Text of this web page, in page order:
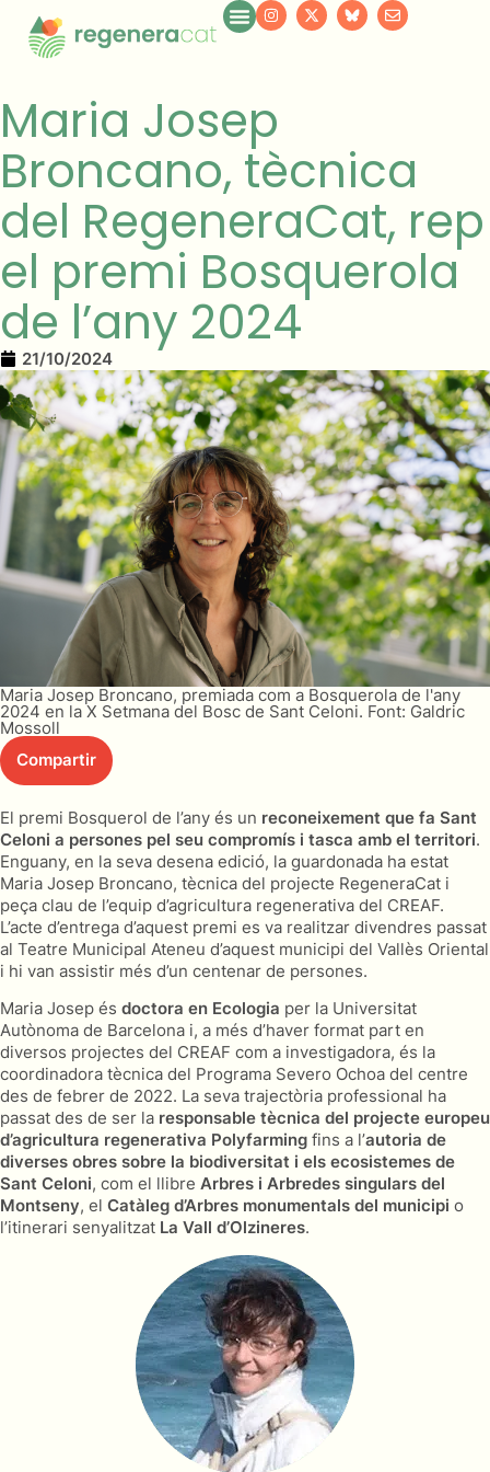
Maria Josep
Broncano, tècnica
del RegeneraCat, rep
el premi Bosquerola
de l’any 2024
21/10/2024
Maria Josep Broncano, premiada com a Bosquerola de l'any
2024 en la X Setmana del Bosc de Sant Celoni. Font: Galdric
Mossoll
Compartir
El premi Bosquerol de l’any és un reconeixement que fa Sant
Celoni a persones pel seu compromís i tasca amb el territori.
Enguany, en la seva desena edició, la guardonada ha estat
Maria Josep Broncano, tècnica del projecte RegeneraCat i
peça clau de l’equip d’agricultura regenerativa del CREAF.
L’acte d’entrega d’aquest premi es va realitzar divendres passat
al Teatre Municipal Ateneu d’aquest municipi del Vallès Oriental
i hi van assistir més d’un centenar de persones.
Maria Josep és doctora en Ecologia per la Universitat
Autònoma de Barcelona i, a més d’haver format part en
diversos projectes del CREAF com a investigadora, és la
coordinadora tècnica del Programa Severo Ochoa del centre
des de febrer de 2022. La seva trajectòria professional ha
passat des de ser la responsable tècnica del projecte europeu
d’agricultura regenerativa Polyfarming fins a l’autoria de
diverses obres sobre la biodiversitat i els ecosistemes de
Sant Celoni, com el llibre Arbres i Arbredes singulars del
Montseny, el Catàleg d’Arbres monumentals del municipi o
l’itinerari senyalitzat La Vall d’Olzineres.